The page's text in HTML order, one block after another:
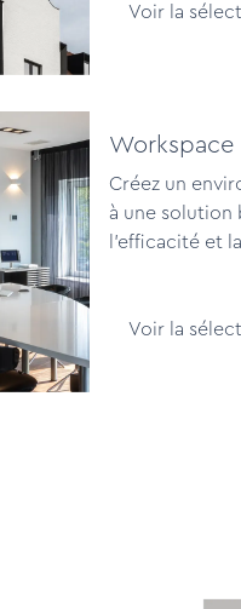
Voir la
Workspace
Créez un
à une solution
l'efficacité et
Voir la